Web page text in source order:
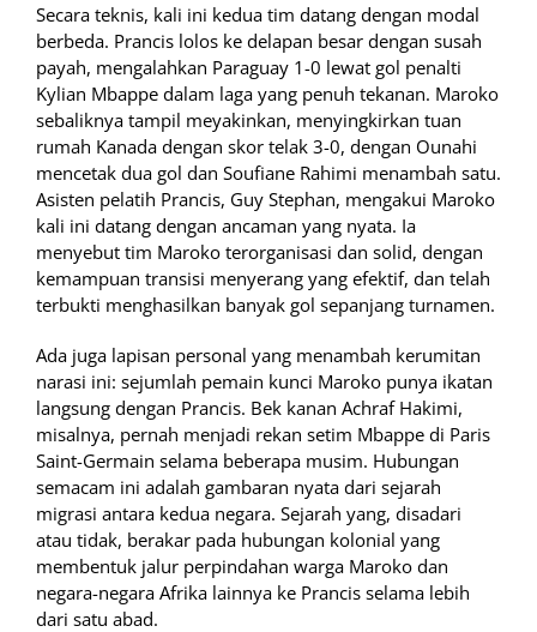
Secara teknis, kali ini kedua tim datang dengan modal
berbeda. Prancis lolos ke delapan besar dengan susah
payah, mengalahkan Paraguay 1-0 lewat gol penalti
Kylian Mbappe dalam laga yang penuh tekanan. Maroko
sebaliknya tampil meyakinkan, menyingkirkan tuan
rumah Kanada dengan skor telak 3-0, dengan Ounahi
mencetak dua gol dan Soufiane Rahimi menambah satu.
Asisten pelatih Prancis, Guy Stephan, mengakui Maroko
kali ini datang dengan ancaman yang nyata. Ia
menyebut tim Maroko terorganisasi dan solid, dengan
kemampuan transisi menyerang yang efektif, dan telah
terbukti menghasilkan banyak gol sepanjang turnamen.
Ada juga lapisan personal yang menambah kerumitan
narasi ini: sejumlah pemain kunci Maroko punya ikatan
langsung dengan Prancis. Bek kanan Achraf Hakimi,
misalnya, pernah menjadi rekan setim Mbappe di Paris
Saint-Germain selama beberapa musim. Hubungan
semacam ini adalah gambaran nyata dari sejarah
migrasi antara kedua negara. Sejarah yang, disadari
atau tidak, berakar pada hubungan kolonial yang
membentuk jalur perpindahan warga Maroko dan
negara-negara Afrika lainnya ke Prancis selama lebih
dari satu abad.